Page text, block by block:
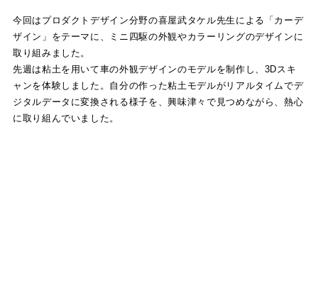
今回はプロダクトデザイン分野の喜屋武タケル先生による「カーデ
ザイン」をテーマに、ミニ四駆の外観やカラーリングのデザインに
取り組みました。
先週は粘土を用いて車の外観デザインのモデルを制作し、3Dスキ
ャンを体験しました。自分の作った粘土モデルがリアルタイムでデ
ジタルデータに変換される様子を、興味津々で見つめながら、熱心
に取り組んでいました。